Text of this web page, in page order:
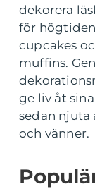
dekorera
för
cupcakes
muffins.
ge liv åt
sedan
och vänner.